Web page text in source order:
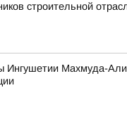
строительной
Махмуда-